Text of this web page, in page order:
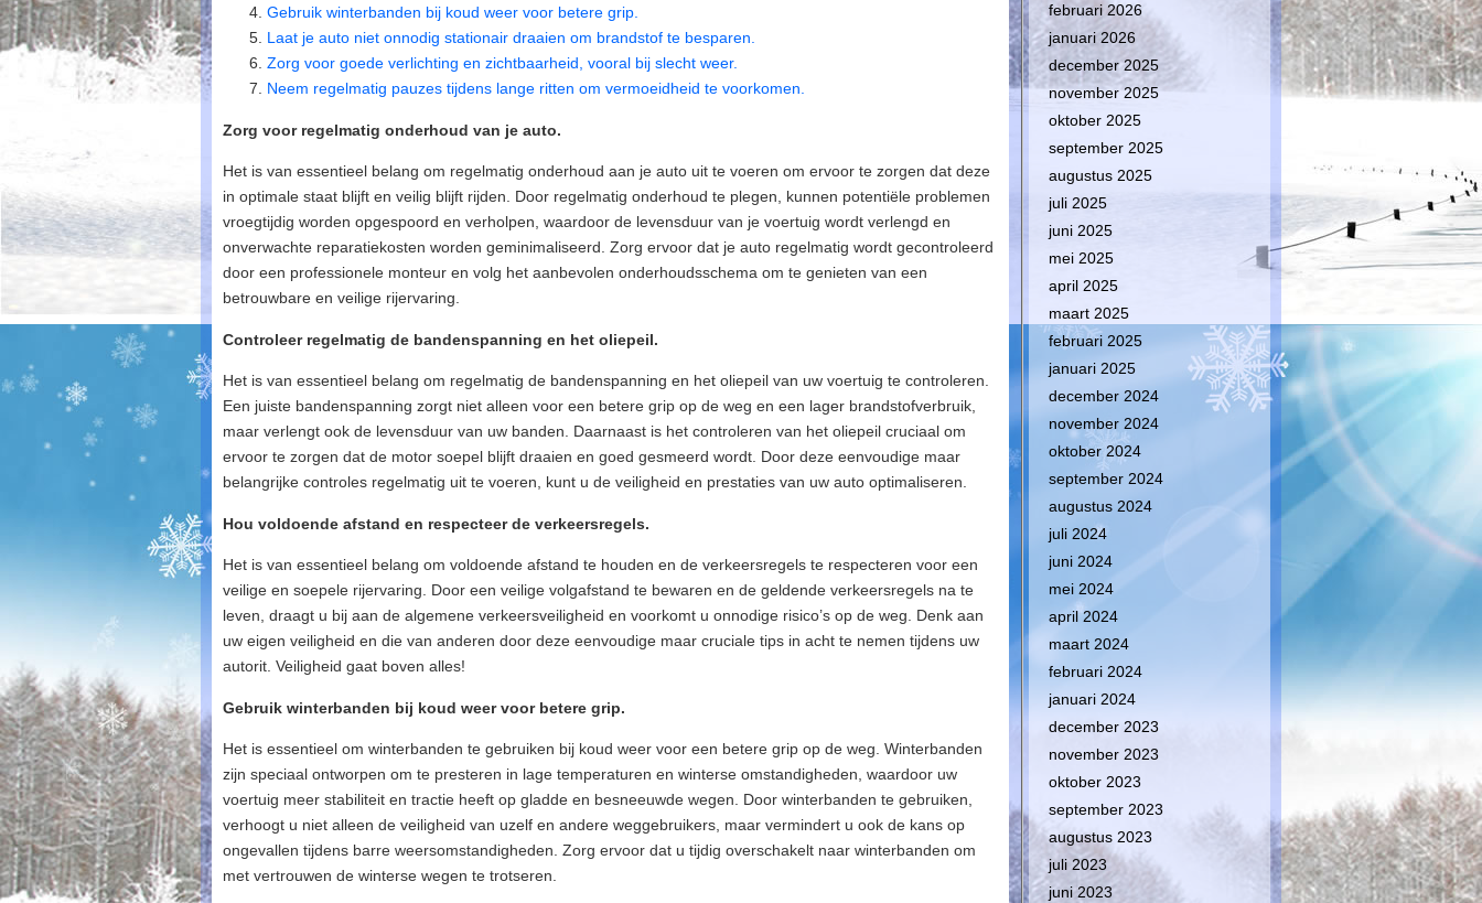
Gebruik winterbanden bij koud weer voor betere grip.
Laat je auto niet onnodig stationair draaien om brandstof te besparen.
Zorg voor goede verlichting en zichtbaarheid, vooral bij slecht weer.
Neem regelmatig pauzes tijdens lange ritten om vermoeidheid te voorkomen.
Zorg voor regelmatig onderhoud van je auto.
Het is van essentieel belang om regelmatig onderhoud aan je auto uit te voeren om ervoor te zorgen dat deze
in optimale staat blijft en veilig blijft rijden. Door regelmatig onderhoud te plegen, kunnen potentiële problemen
vroegtijdig worden opgespoord en verholpen, waardoor de levensduur van je voertuig wordt verlengd en
onverwachte reparatiekosten worden geminimaliseerd. Zorg ervoor dat je auto regelmatig wordt gecontroleerd
door een professionele monteur en volg het aanbevolen onderhoudsschema om te genieten van een
betrouwbare en veilige rijervaring.
Controleer regelmatig de bandenspanning en het oliepeil.
Het is van essentieel belang om regelmatig de bandenspanning en het oliepeil van uw voertuig te controleren.
Een juiste bandenspanning zorgt niet alleen voor een betere grip op de weg en een lager brandstofverbruik,
maar verlengt ook de levensduur van uw banden. Daarnaast is het controleren van het oliepeil cruciaal om
ervoor te zorgen dat de motor soepel blijft draaien en goed gesmeerd wordt. Door deze eenvoudige maar
belangrijke controles regelmatig uit te voeren, kunt u de veiligheid en prestaties van uw auto optimaliseren.
Hou voldoende afstand en respecteer de verkeersregels.
Het is van essentieel belang om voldoende afstand te houden en de verkeersregels te respecteren voor een
veilige en soepele rijervaring. Door een veilige volgafstand te bewaren en de geldende verkeersregels na te
leven, draagt u bij aan de algemene verkeersveiligheid en voorkomt u onnodige risico’s op de weg. Denk aan
uw eigen veiligheid en die van anderen door deze eenvoudige maar cruciale tips in acht te nemen tijdens uw
autorit. Veiligheid gaat boven alles!
Gebruik winterbanden bij koud weer voor betere grip.
Het is essentieel om winterbanden te gebruiken bij koud weer voor een betere grip op de weg. Winterbanden
zijn speciaal ontworpen om te presteren in lage temperaturen en winterse omstandigheden, waardoor uw
voertuig meer stabiliteit en tractie heeft op gladde en besneeuwde wegen. Door winterbanden te gebruiken,
verhoogt u niet alleen de veiligheid van uzelf en andere weggebruikers, maar vermindert u ook de kans op
ongevallen tijdens barre weersomstandigheden. Zorg ervoor dat u tijdig overschakelt naar winterbanden om
met vertrouwen de winterse wegen te trotseren.
februari 2026
januari 2026
december 2025
november 2025
oktober 2025
september 2025
augustus 2025
juli 2025
juni 2025
mei 2025
april 2025
maart 2025
februari 2025
januari 2025
december 2024
november 2024
oktober 2024
september 2024
augustus 2024
juli 2024
juni 2024
mei 2024
april 2024
maart 2024
februari 2024
januari 2024
december 2023
november 2023
oktober 2023
september 2023
augustus 2023
juli 2023
juni 2023